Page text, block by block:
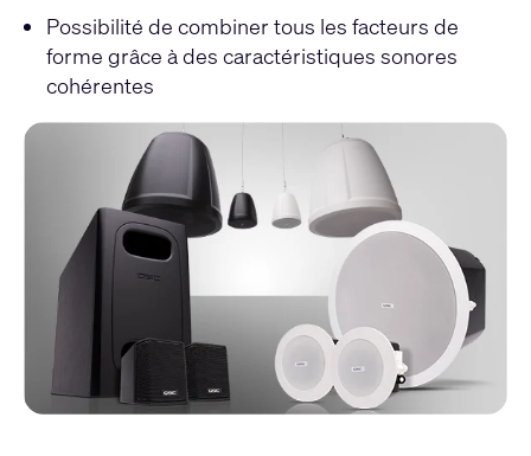
Possibilité de combiner tous les facteurs de
forme grâce à des caractéristiques sonores
cohérentes